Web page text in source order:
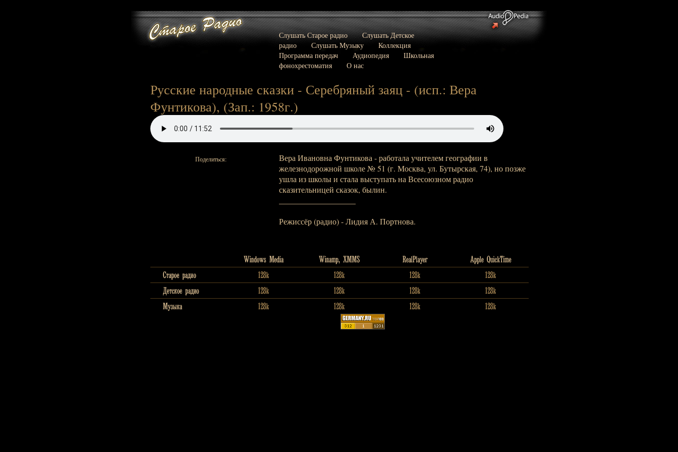
Слушать Старое радио
Слушать Детское
радио
Слушать Музыку
Коллекция
Программа передач
Аудиопедия
Школьная
фонохрестоматия
О нас
Русские народные сказки - Серебряный заяц - (исп.: Вера
Фунтикова), (Зап.: 1958г.)
Поделиться:
Вера Ивановна Фунтикова - работала учителем географии в
железнодорожной школе № 51 (г. Москва, ул. Бутырская, 74), но позже
ушла из школы и стала выступать на Всесоюзном радио
сказительницей сказок, былин.
Режиссёр (радио) - Лидия А. Портнова.